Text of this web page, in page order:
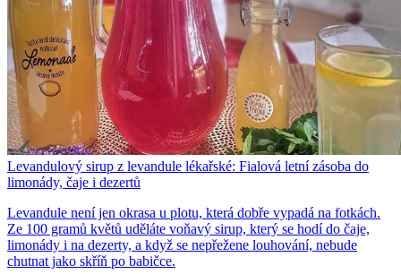
Levandulový sirup z levandule lékařské: Fialová letní zásoba do
limonády, čaje i dezertů
Levandule není jen okrasa u plotu, která dobře vypadá na fotkách.
Ze 100 gramů květů uděláte voňavý sirup, který se hodí do čaje,
limonády i na dezerty, a když se nepřežene louhování, nebude
chutnat jako skříň po babičce.